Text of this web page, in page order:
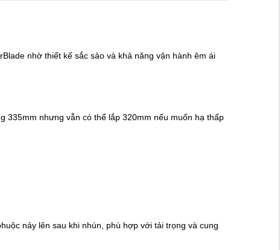
nhờ thiết kế sắc sảo và khả năng vận hành êm ái
335mm nhưng vẫn có thể lắp 320mm nếu muốn hạ thấp
nảy lên sau khi nhún, phù hợp với tải trọng và cung